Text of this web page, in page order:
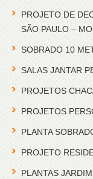
PROJETO DE
SÃO PAULO –
SOBRADO 10
SALAS JANTAR
PROJETOS
PROJETOS
PLANTA
PROJETO
PLANTAS JARDIM